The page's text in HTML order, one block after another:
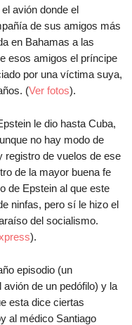
avión donde el
de sus amigos más
en Bahamas a las
esos amigos el príncipe
por una víctima suya,
(Ver fotos).
le dio hasta Cuba,
no hay modo de
registro de vuelos de ese
de la mayor buena fe
de Epstein al que este
ninfas, pero sí le hizo el
del socialismo.
).
episodio (un
de un pedófilo) y la
esta dice ciertas
al médico Santiago